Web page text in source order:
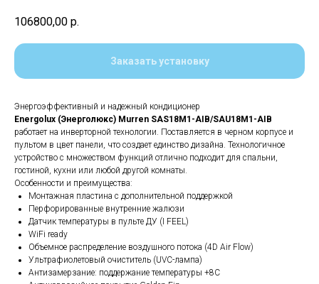
106800,00 р.
Заказать установку
Энергоэффективный и надежный кондиционер
Energolux (Энерголюкс) Murren SAS18M1-AIB/SAU18M1-AIB
работает на инверторной технологии. Поставляется в черном корпусе и
пультом в цвет панели, что создает единство дизайна. Технологичное
устройство с множеством функций отлично подходит для спальни,
гостиной, кухни или любой другой комнаты.
Особенности и преимущества:
Монтажная пластина с дополнительной поддержкой
Перфорированные внутренние жалюзи
Датчик температуры в пульте ДУ (I FEEL)
WiFi ready
Объемное распределение воздушного потока (4D Air Flow)
Ультрафиолетовый очиститель (UVC-лампа)
Антизамерзание: поддержание температуры +8С